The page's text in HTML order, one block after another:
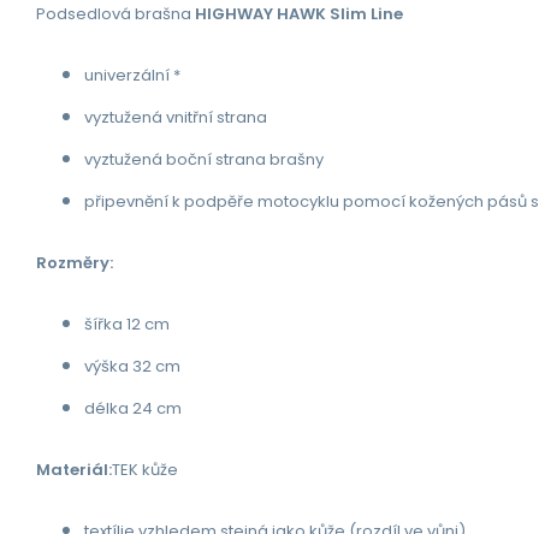
Podsedlová brašna HIGHWAY HAWK Slim Line
univerzální *
vyztužená vnitřní strana
vyztužená boční strana brašny
připevnění k podpěře motocyklu pomocí kožených pásů
Rozměry:
šířka 12 cm
výška 32 cm
délka 24 cm
Materiál:TEK kůže